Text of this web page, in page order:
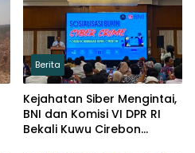
Berita
Kejahatan Siber Mengintai,
BNI dan Komisi VI DPR RI
Bekali Kuwu Cirebon